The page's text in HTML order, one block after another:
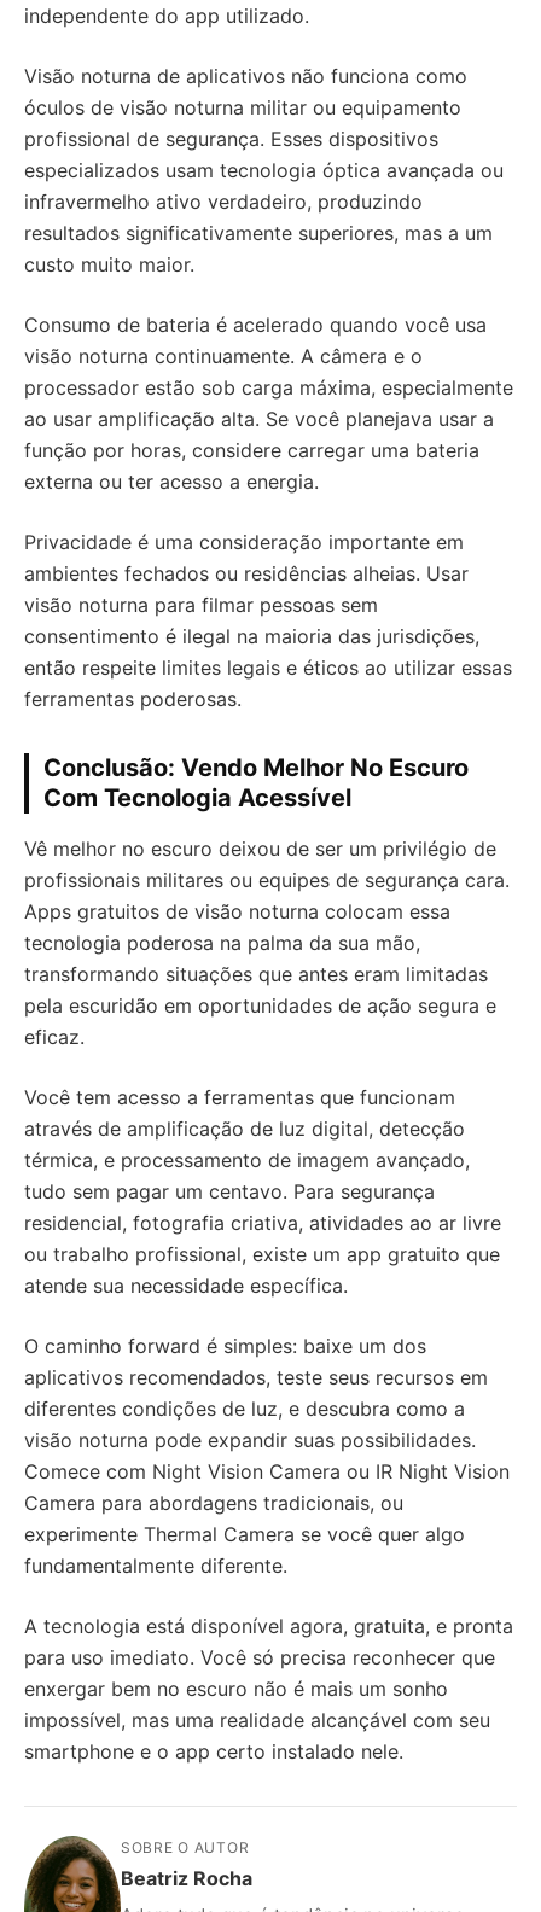
independente do app utilizado.
Visão noturna de aplicativos não funciona como
óculos de visão noturna militar ou equipamento
profissional de segurança. Esses dispositivos
especializados usam tecnologia óptica avançada ou
infravermelho ativo verdadeiro, produzindo
resultados significativamente superiores, mas a um
custo muito maior.
Consumo de bateria é acelerado quando você usa
visão noturna continuamente. A câmera e o
processador estão sob carga máxima, especialmente
ao usar amplificação alta. Se você planejava usar a
função por horas, considere carregar uma bateria
externa ou ter acesso a energia.
Privacidade é uma consideração importante em
ambientes fechados ou residências alheias. Usar
visão noturna para filmar pessoas sem
consentimento é ilegal na maioria das jurisdições,
então respeite limites legais e éticos ao utilizar essas
ferramentas poderosas.
Conclusão: Vendo Melhor No Escuro
Com Tecnologia Acessível
Vê melhor no escuro deixou de ser um privilégio de
profissionais militares ou equipes de segurança cara.
Apps gratuitos de visão noturna colocam essa
tecnologia poderosa na palma da sua mão,
transformando situações que antes eram limitadas
pela escuridão em oportunidades de ação segura e
eficaz.
Você tem acesso a ferramentas que funcionam
através de amplificação de luz digital, detecção
térmica, e processamento de imagem avançado,
tudo sem pagar um centavo. Para segurança
residencial, fotografia criativa, atividades ao ar livre
ou trabalho profissional, existe um app gratuito que
atende sua necessidade específica.
O caminho forward é simples: baixe um dos
aplicativos recomendados, teste seus recursos em
diferentes condições de luz, e descubra como a
visão noturna pode expandir suas possibilidades.
Comece com Night Vision Camera ou IR Night Vision
Camera para abordagens tradicionais, ou
experimente Thermal Camera se você quer algo
fundamentalmente diferente.
A tecnologia está disponível agora, gratuita, e pronta
para uso imediato. Você só precisa reconhecer que
enxergar bem no escuro não é mais um sonho
impossível, mas uma realidade alcançável com seu
smartphone e o app certo instalado nele.
SOBRE O AUTOR
Beatriz Rocha